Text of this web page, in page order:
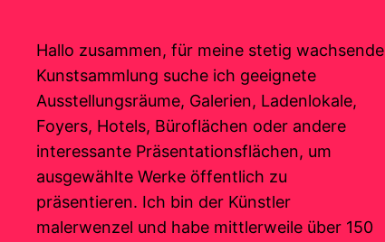
Hallo zusammen, für meine stetig wachsende
Kunstsammlung suche ich geeignete
Ausstellungsräume, Galerien, Ladenlokale,
Foyers, Hotels, Büroflächen oder andere
interessante Präsentationsflächen, um
ausgewählte Werke öffentlich zu
präsentieren. Ich bin der Künstler
malerwenzel und habe mittlerweile über 150